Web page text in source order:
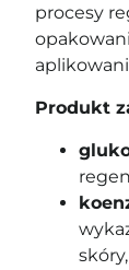
procesy
Produkt
skóry,